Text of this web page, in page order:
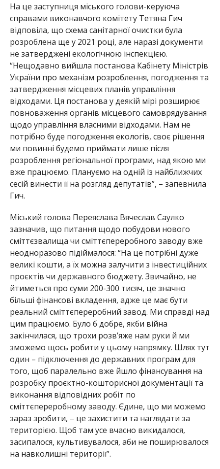
На це заступниця міського голови-керуюча
справами виконавчого комітету Тетяна Гич
відповіла, що схема санітарної очистки була
розроблена ще у 2021 році, але наразі документи
не затверджені екологічною інспекцією.
“Нещодавно вийшла постанова Кабінету Міністрів
України про механізм розроблення, погодження та
затвердження місцевих планів управління
відходами. Ця постанова у деякій мірі розширює
повноваження органів місцевого самоврядування
щодо управління власними відходами. Нам не
потрібно буде погодження екологів, своє рішення
ми повинні будемо приймати лише після
розроблення регіональної програми, над якою ми
вже працюємо. Плануємо на одній із найближчих
сесій винести її на розгляд депутатів”, – запевнила
Гич.
Міський голова Переяслава Вячеслав Саулко
зазначив, що питання щодо побудови нового
сміттєзвалища чи сміттєпереробного заводу вже
неодноразово підіймалося: “На це потрібні дуже
великі кошти, а їх можна залучити з інвестиційних
проєктів чи державного бюджету. Звичайно, не
йтиметься про суми 200-300 тисяч, це значно
більші фінансові вкладення, адже це має бути
реальний сміттєпереробний завод. Ми справді над
цим працюємо. Було б добре, якби війна
закінчилася, що трохи розв’яже нам руки й ми
зможемо щось робити у цьому напрямку. Шлях тут
один – підключення до державних програм для
того, щоб паралельно вже йшло фінансування на
розробку проєктно-кошторисної документації та
виконання відповідних робіт по
сміттєпереробному заводу. Єдине, що ми можемо
зараз зробити, – це захистити та наглядати за
територією. Щоб там усе вчасно викидалося,
засипалося, культивувалося, аби не поширювалося
на навколишні території”.